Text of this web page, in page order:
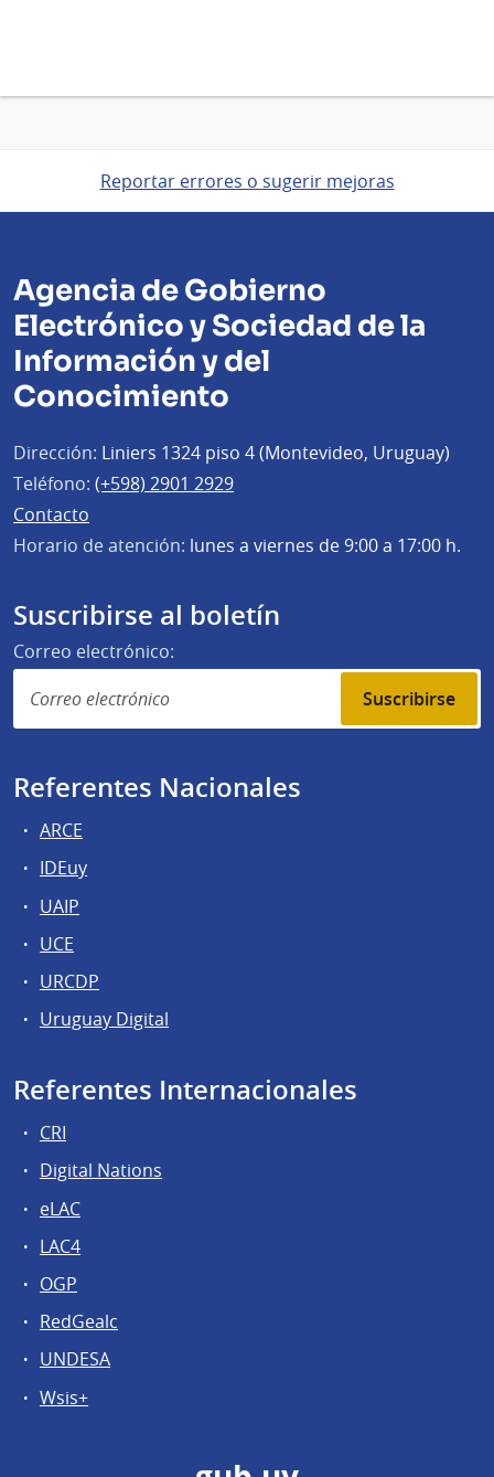
Reportar errores o sugerir mejoras
Agencia de Gobierno
Electrónico y Sociedad de la
Información y del
Conocimiento
Dirección: Liniers 1324 piso 4 (Montevideo, Uruguay)
Teléfono: (+598) 2901 2929
Contacto
Horario de atención: lunes a viernes de 9:00 a 17:00 h.
Suscribirse al boletín
Correo electrónico:
Suscribirse
Referentes Nacionales
ARCE
IDEuy
UAIP
UCE
URCDP
Uruguay Digital
Referentes Internacionales
CRI
Digital Nations
eLAC
LAC4
OGP
RedGealc
UNDESA
Wsis+